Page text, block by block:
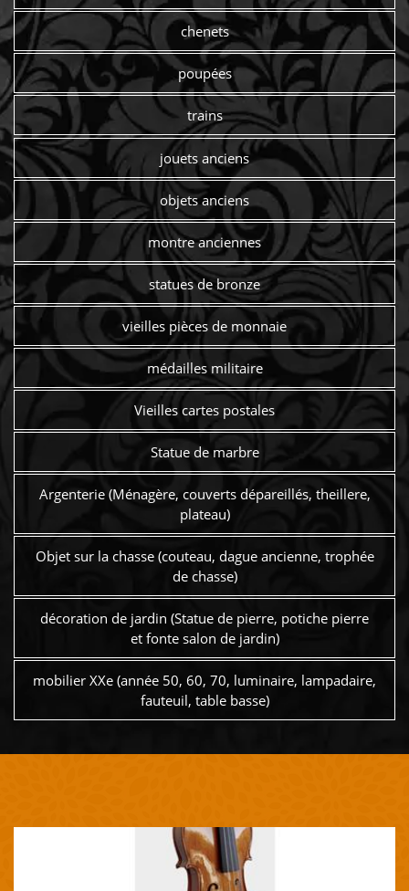
chenets
poupées
trains
jouets anciens
objets anciens
montre anciennes
statues de bronze
vieilles pièces de monnaie
médailles militaire
Vieilles cartes postales
Statue de marbre
Argenterie (Ménagère, couverts dépareillés, theillere,
plateau)
Objet sur la chasse (couteau, dague ancienne, trophée
de chasse)
décoration de jardin (Statue de pierre, potiche pierre
et fonte salon de jardin)
mobilier XXe (année 50, 60, 70, luminaire, lampadaire,
fauteuil, table basse)